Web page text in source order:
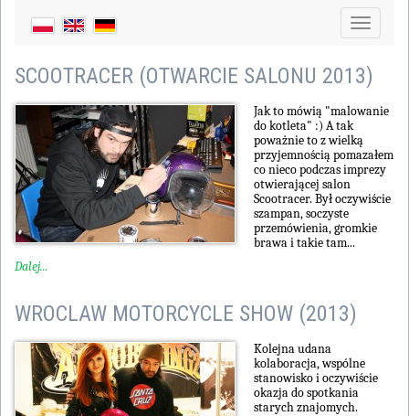
Toggle
SCOOTRACER (OTWARCIE SALONU 2013)
Jak to mówią "malowanie
do kotleta" :) A tak
poważnie to z wielką
przyjemnością pomazałem
co nieco podczas imprezy
otwierającej salon
Scootracer. Był oczywiście
szampan, soczyste
przemówienia, gromkie
brawa i takie tam...
Dalej...
WROCLAW MOTORCYCLE SHOW (2013)
Kolejna udana
kolaboracja, wspólne
stanowisko i oczywiście
okazja do spotkania
starych znajomych.